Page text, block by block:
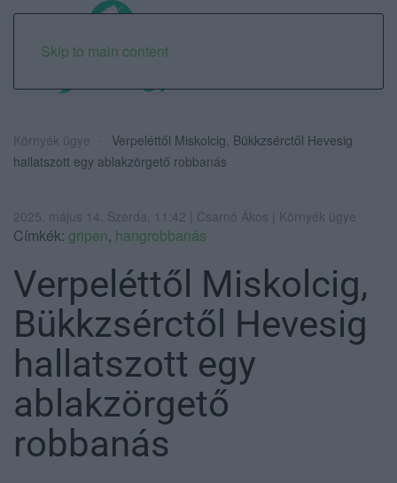
Skip to main content
Környék ügye
Verpeléttől Miskolcig, Bükkzsérctől Hevesig
hallatszott egy ablakzörgető robbanás
2025. május 14. Szerda, 11:42 | Csarnó Ákos | Környék ügye
Címkék: gripen, hangrobbanás
Verpeléttől Miskolcig,
Bükkzsérctől Hevesig
hallatszott egy
ablakzörgető
robbanás